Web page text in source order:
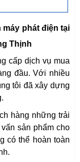
phát điện tại
Thịnh
cấp dịch vụ mua
đầu. Với nhiều
tôi đã xây dựng
hàng những trải
sản phẩm cho
có thể hoàn toàn